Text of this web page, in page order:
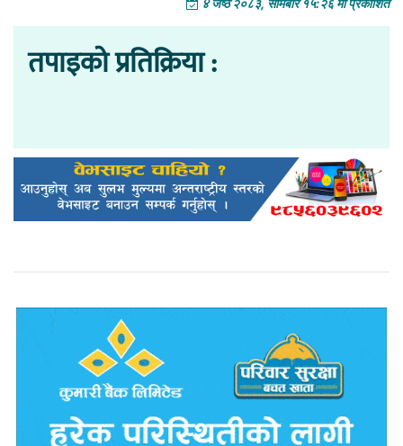
४ जेष्ठ २०८३, सोमबार १५:२६ मा प्रकाशित
तपाइको प्रतिक्रिया :